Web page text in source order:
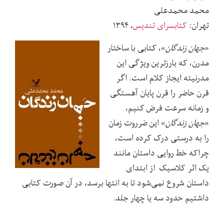
محمد محمدعلی
تهران: کتابسرای تندیس، ۱۳۹۴
«جهان زندگان»، کتابی با ساختار
مدرن، که بارزترین ویژگی این
مدرنیته ایجاز کلام است. اگر
قرن حاضر را قرن پایان آهستگی
و زمانه سرعت فرض کنیم،
«جهان زندگان» این ضرروت زمان
را به درستی درک کرده است،
چراکه خط روایی داستان مانند
یک اثر کلاسیک از ابتدای
داستان شروع نمی‌شود تا به انتها برسد، در آن صورت کتابی
داشتیم حدود سه یا چهار جلد.